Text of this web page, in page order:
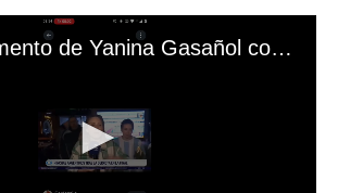
El mal momento de Yanina Gasañol con un hincha argentino en "Subrayado"